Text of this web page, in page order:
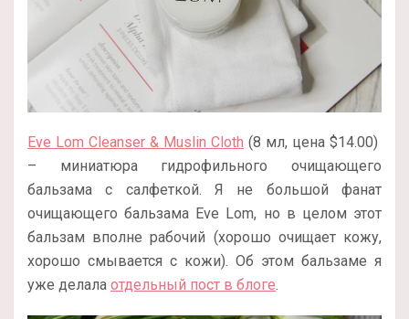
Eve Lom Cleanser & Muslin Cloth (8 мл, цена $14.00)
– миниатюра гидрофильного очищающего
бальзама с салфеткой. Я не большой фанат
очищающего бальзама Eve Lom, но в целом этот
бальзам вполне рабочий (хорошо очищает кожу,
хорошо смывается с кожи). Об этом бальзаме я
уже делала отдельный пост в блоге.